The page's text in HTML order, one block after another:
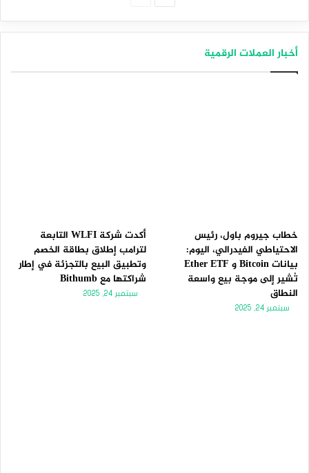
أخبار العملات الرقمية
خطاب جيروم باول، رئيس
الاحتياطي الفيدرالي، اليوم:
بيانات Bitcoin و Ether ETF
تُشير إلى موجة بيع واسعة
النطاق
سبتمبر 24, 2025
أكدت شركة WLFI التابعة
لترامب إطلاق بطاقة الخصم
وتطبيق البيع بالتجزئة في إطار
شراكتها مع Bithumb
سبتمبر 24, 2025